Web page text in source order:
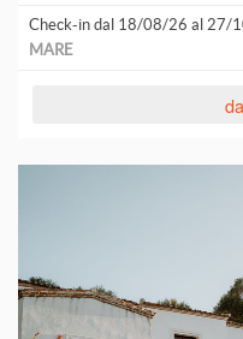
Check-in dal 18/08/26 al 27/
MARE
da